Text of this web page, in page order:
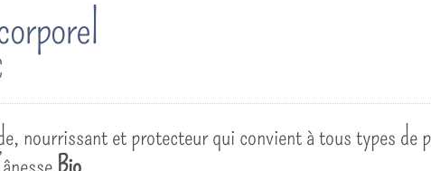
nourrissant et protecteur qui convient à tous types de